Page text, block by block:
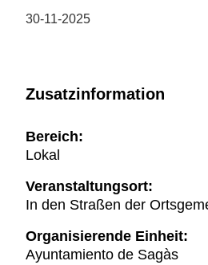
30-11-2025
Zusatzinformation
Bereich:
Lokal
Veranstaltungsort:
In den Straßen der
Organisierende Einheit:
Ayuntamiento de Sagàs